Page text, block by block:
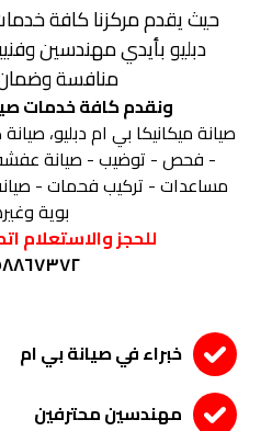
حيث يقدم مركزنا كافة
دبليو بأيدي مهندسين
منافسة وضمان
ونقدم كافة خدمات
صيانة ميكانيكا بي ام دبليو،
- فحص - توضيب - صيانة عفشة
مساعدات - تركيب فحمات -
بوية
للحجز والاستعلام
خبراء في صيانة بي ام
مهندسين محترفين